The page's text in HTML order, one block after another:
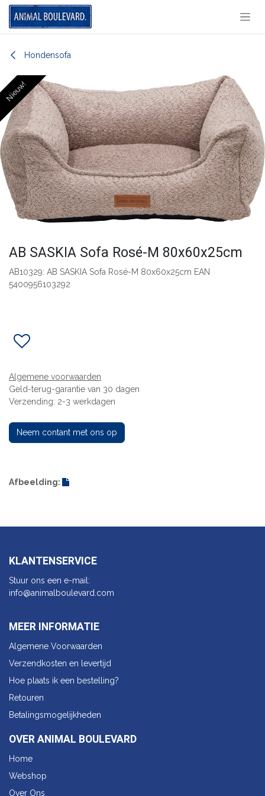
Overslaan naar inhoud
Hondensofa
Nieuw!
AB SASKIA Sofa Rosé-M 80x60x25cm
AB10329: AB SASKIA Sofa Rosé-M 80x60x25cm EAN
5400956103292
Algemene voorwaarden
Geld-terug-garantie van 30 dagen
Verzending: 2-3 werkdagen
Neem contant met ons op
Afbeelding:
KLANTENSERVICE
Stuur ons een e-mail:
info@animalbo​ulevard.com
MEER INFORMATIE
Algemene Voorwaarden
Verzendkosten en levertijd
Hoe plaats ik een bestelling?
Retouren
Betalingsmogelijkheden
OVER ANIMAL BOULEVARD
Home
Webshop
Over Ons